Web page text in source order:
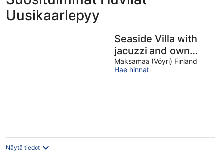
täksi
illaksi
eli
huomisillaksi
10.8.
14.8.
-
16.8.
Uusikaarlepyy
Seaside Villa with
jacuzzi and own
beach
Maksamaa (Vöyri) Finland
Hae hinnat
Näytä tiedot